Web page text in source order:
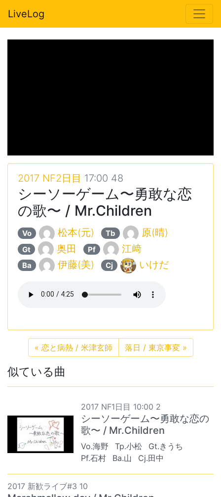
LiveLog
2017 NF2日目 17:00 48
シーソーゲーム〜勇敢な恋
の歌〜 / Mr.Children
Vo 松本(元) Tb 原(晴)
Gt 奥田 Pf 江﨑
Ba 伊藤(美) Cj いけだ
« 恋と病熱 / 米津玄師 落日 / 東京事変 »
似ている曲
2017 NF1日目 10:00 2
シーソーゲーム〜勇敢な恋の
歌〜 / Mr.Children
Vo.海野 Tp.小松
Gt.きうち
Pf.石村
Ba.山 Cj.田中
2017 新歓ライブ#3 10